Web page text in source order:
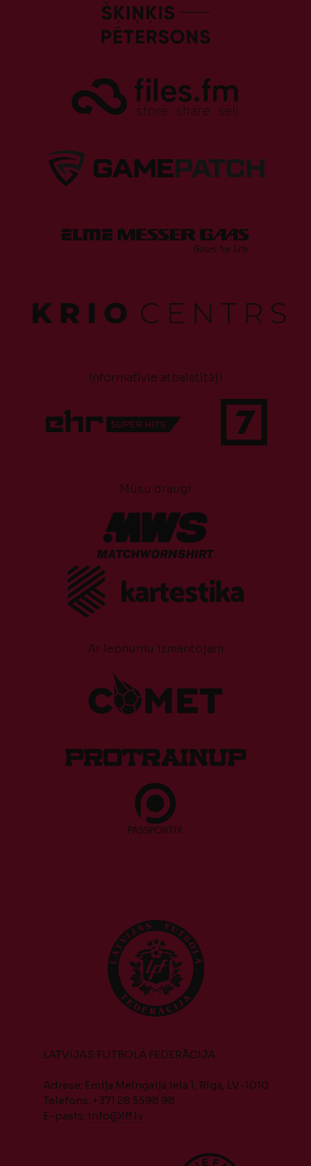
Informatīvie atbalstītāji
Mūsu draugi
Ar lepnumu izmantojam
LATVIJAS FUTBOLA FEDERĀCIJA
Adrese: Emiļa Melngaiļa iela 1, Rīga, LV-1010
Telefons: +371 28 5598 98
E-pasts: info@lff.lv